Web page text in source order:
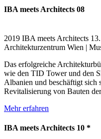
IBA meets Architects 08
2019 IBA meets Architects
Architekturzentrum Wien |
Das erfolgreiche
wie den TID Tower und den
Albanien und beschäftigt sich
Revitalisierung von Bauten
Mehr erfahren
IBA meets Architects 10 *